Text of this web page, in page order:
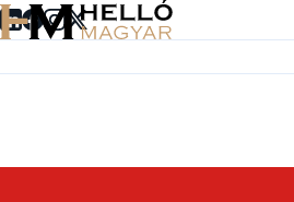
Ugrás a tartalomra